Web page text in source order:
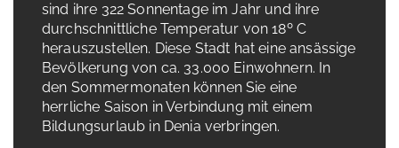
sind ihre 322 Sonnentage im Jahr und ihre
durchschnittliche Temperatur von 18º C
herauszustellen. Diese Stadt hat eine ansässige
Bevölkerung von ca. 33.000 Einwohnern. In
den Sommermonaten können Sie eine
herrliche Saison in Verbindung mit einem
Bildungsurlaub in Denia verbringen.